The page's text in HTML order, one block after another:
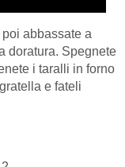
poi abbassate a
doratura. Spegnete
i taralli in forno
e fateli